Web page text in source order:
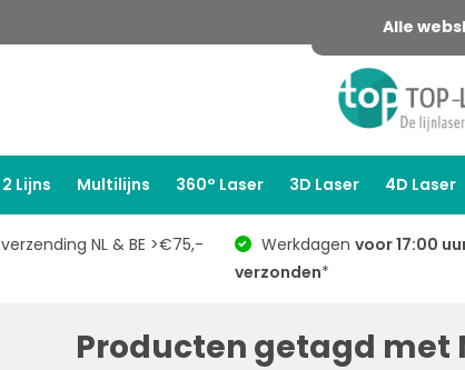
Alle
2 Lijns Multilijns 360° Laser 3D Laser 4D Laser
verzending NL & BE >€75,-
Werkdagen voor 17:00
verzonden*
Producten getagd met